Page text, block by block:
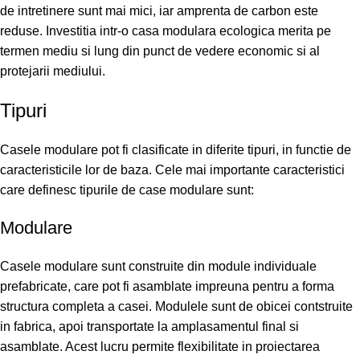
de intretinere sunt mai mici, iar amprenta de carbon este
reduse. Investitia intr-o casa modulara ecologica merita pe
termen mediu si lung din punct de vedere economic si al
protejarii mediului.
Tipuri
Casele modulare pot fi clasificate in diferite tipuri, in functie de
caracteristicile lor de baza. Cele mai importante caracteristici
care definesc tipurile de case modulare sunt:
Modulare
Casele modulare sunt construite din module individuale
prefabricate, care pot fi asamblate impreuna pentru a forma
structura completa a casei. Modulele sunt de obicei contstruite
in fabrica, apoi transportate la amplasamentul final si
asamblate. Acest lucru permite flexibilitate in proiectarea